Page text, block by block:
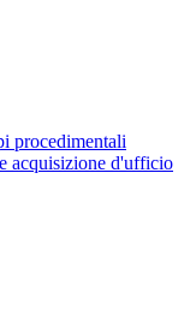
procedimentali
acquisizione d'ufficio